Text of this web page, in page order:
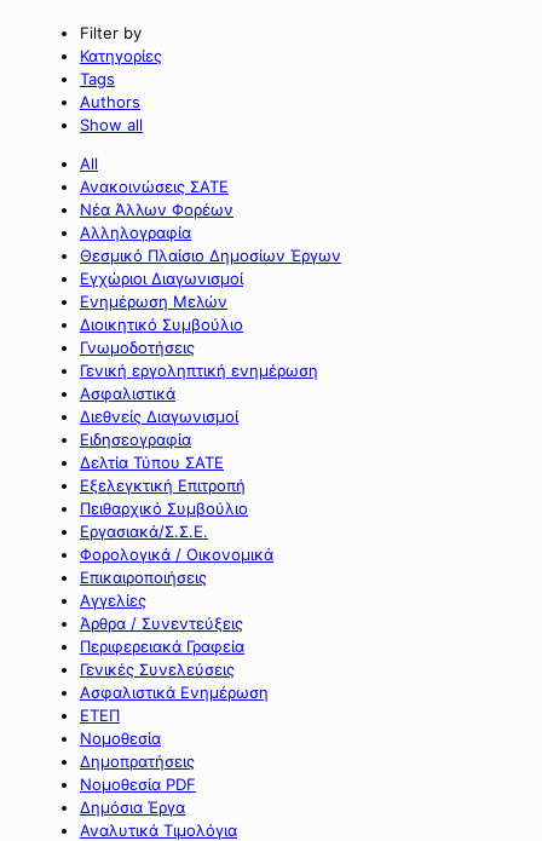
Filter by
Κατηγορίες
Tags
Authors
Show all
All
Ανακοινώσεις ΣΑΤΕ
Νέα Άλλων Φορέων
Αλληλογραφία
Θεσμικό Πλαίσιο Δημοσίων Έργων
Εγχώριοι Διαγωνισμοί
Ενημέρωση Μελών
Διοικητικό Συμβούλιο
Γνωμοδοτήσεις
Γενική εργοληπτική ενημέρωση
Ασφαλιστικά
Διεθνείς Διαγωνισμοί
Ειδησεογραφία
Δελτία Τύπου ΣΑΤΕ
Εξελεγκτική Επιτροπή
Πειθαρχικό Συμβούλιο
Εργασιακά/Σ.Σ.Ε.
Φορολογικά / Οικονομικά
Επικαιροποιήσεις
Αγγελίες
Άρθρα / Συνεντεύξεις
Περιφερειακά Γραφεία
Γενικές Συνελεύσεις
Ασφαλιστικά Ενημέρωση
ΕΤΕΠ
Νομοθεσία
Δημοπρατήσεις
Νομοθεσία PDF
Δημόσια Έργα
Αναλυτικά Τιμολόγια